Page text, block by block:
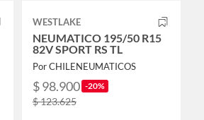
WESTLAKE
NEUMATICO 195/50 R15
82V SPORT RS TL
Por CHILENEUMATICOS
$ 98.900 -20%
$ 123.625